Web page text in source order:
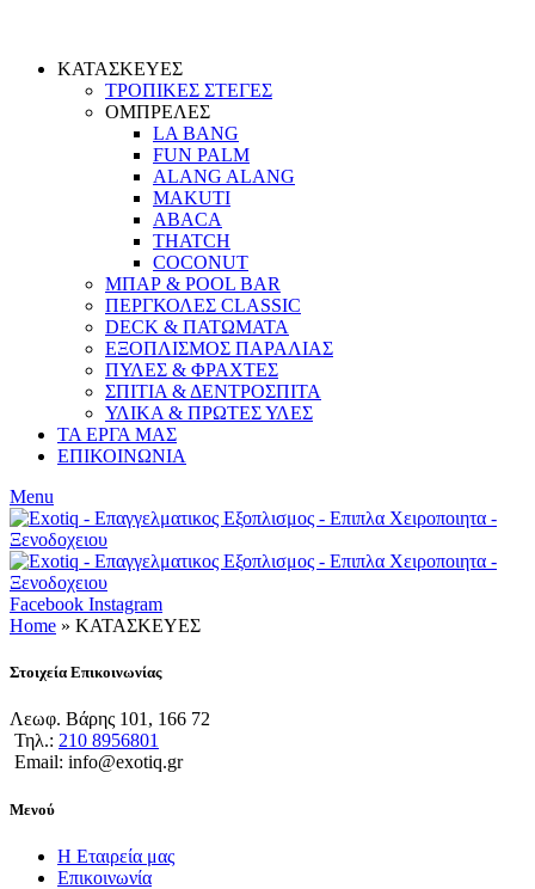
ΚΑΤΑΣΚΕΥΕΣ
ΤΡΟΠΙΚΕΣ ΣΤΕΓΕΣ
ΟΜΠΡΕΛΕΣ
LA BANG
FUN PALM
ALANG ALANG
MAKUTI
ABACA
THATCH
COCONUT
ΜΠΑΡ & POOL BAR
ΠΕΡΓΚΟΛΕΣ CLASSIC
DECK & ΠΑΤΩΜΑΤΑ
ΕΞΟΠΛΙΣΜΟΣ ΠΑΡΑΛΙΑΣ
ΠΥΛΕΣ & ΦΡΑΧΤΕΣ
ΣΠΙΤΙΑ & ΔΕΝΤΡΟΣΠΙΤΑ
ΥΛΙΚΑ & ΠΡΩΤΕΣ ΥΛΕΣ
ΤΑ ΕΡΓΑ ΜΑΣ
ΕΠΙΚΟΙΝΩΝΙΑ
Menu
Facebook Instagram
Home » ΚΑΤΑΣΚΕΥΕΣ
Στοιχεία Επικοινωνίας
Λεωφ. Βάρης 101, 166 72
Τηλ.: 210 8956801
Email: info@exotiq.gr
Μενού
Η Εταιρεία μας
Επικοινωνία